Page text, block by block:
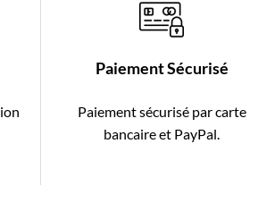
Paiement Sécurisé
Paiement sécurisé par carte
bancaire et PayPal.